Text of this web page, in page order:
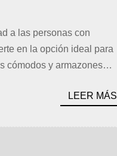
a las personas con
en la opción ideal para
cómodos y armazones
LEER MÁS